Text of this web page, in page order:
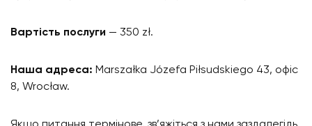
Вартість послуги — 350 zł.
Наша адреса: Marszałka Józefa Piłsudskiego 43, офіс
8, Wrocław.